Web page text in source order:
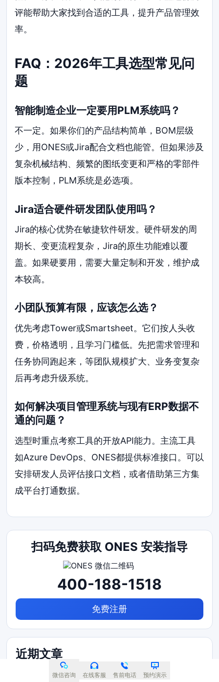
评能帮助大家找到合适的工具，提升产品管理效
率。
FAQ：2026年工具选型常见问
题
智能制造企业一定要用PLM系统吗？
不一定。如果你们的产品结构简单，BOM层级
少，用ONES或Jira配合文档也能管。但如果涉及
复杂机械结构、频繁的图纸变更和严格的零部件
版本控制，PLM系统是必选项。
Jira适合硬件研发团队使用吗？
Jira的核心优势在敏捷软件研发。硬件研发的周
期长、变更流程复杂，Jira的原生功能难以覆
盖。如果硬要用，需要大量定制和开发，维护成
本较高。
小团队预算有限，应该怎么选？
优先考虑Tower或Smartsheet。它们按人头收
费，价格透明，且学习门槛低。先把需求管理和
任务协同跑起来，等团队规模扩大、业务变复杂
后再考虑升级系统。
如何解决项目管理系统与现有ERP数据不
通的问题？
选型时重点考察工具的开放API能力。主流工具
如Azure DevOps、ONES都提供标准接口。可以
安排研发人员评估接口文档，或者借助第三方集
成平台打通数据。
扫码免费获取 ONES 安装指导
400-188-1518
免费注册
近期文章
能实现数据打通的研发管理软件用哪款？2026年选
微信咨询 在线客服 售前电话 预约演示